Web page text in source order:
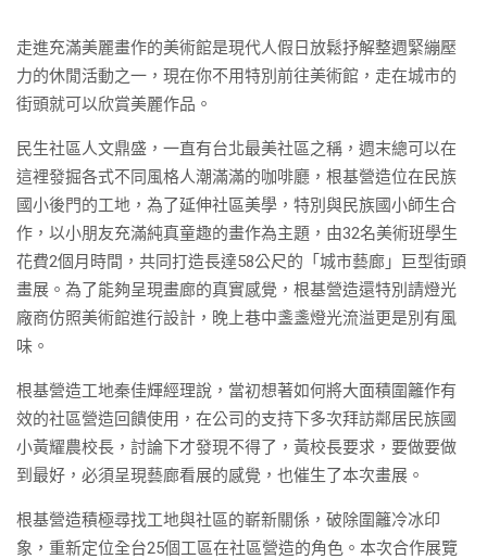
走進充滿美麗畫作的美術館是現代人假日放鬆抒解整週緊繃壓
力的休閒活動之一，現在你不用特別前往美術館，走在城市的
街頭就可以欣賞美麗作品。
民生社區人文鼎盛，一直有台北最美社區之稱，週末總可以在
這裡發掘各式不同風格人潮滿滿的咖啡廳，根基營造位在民族
國小後門的工地，為了延伸社區美學，特別與民族國小師生合
作，以小朋友充滿純真童趣的畫作為主題，由32名美術班學生
花費2個月時間，共同打造長達58公尺的「城市藝廊」巨型街頭
畫展。為了能夠呈現畫廊的真實感覺，根基營造還特別請燈光
廠商仿照美術館進行設計，晚上巷中盞盞燈光流溢更是別有風
味。
根基營造工地秦佳輝經理說，當初想著如何將大面積圍籬作有
效的社區營造回饋使用，在公司的支持下多次拜訪鄰居民族國
小黃耀農校長，討論下才發現不得了，黃校長要求，要做要做
到最好，必須呈現藝廊看展的感覺，也催生了本次畫展。
根基營造積極尋找工地與社區的嶄新關係，破除圍籬冷冰印
象，重新定位全台25個工區在社區營造的角色。本次合作展覽